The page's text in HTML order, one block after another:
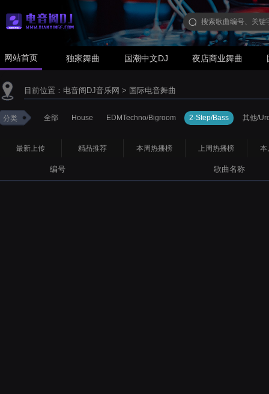
网站首页 独家舞曲 国潮中文DJ 夜店商业舞曲
目前位置： 电音阁DJ音乐网 > 国际电音舞曲
分类 全部 House EDMTechno/Bigroom 2-Step/Bass 其他/
最新上传 精品推荐 本周热播榜 上周热播榜 本
编号 歌曲名称